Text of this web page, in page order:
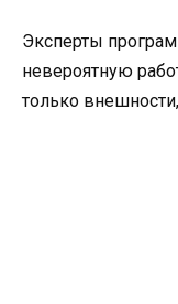
Эксперты
невероятную
только